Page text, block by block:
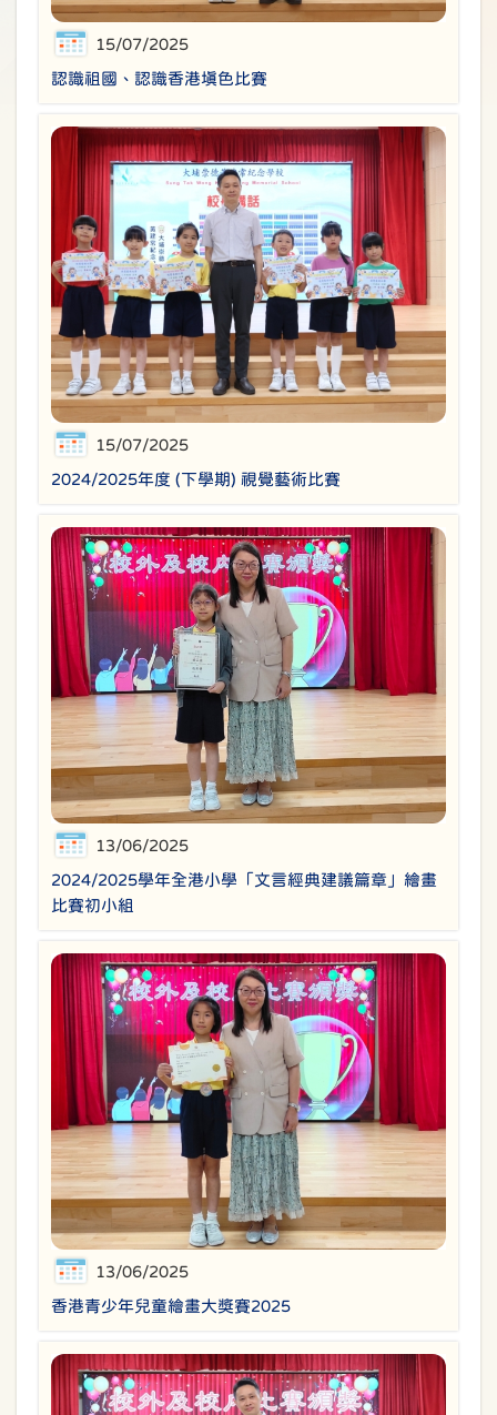
15/07/2025
認識祖國、認識香港填色比賽
15/07/2025
2024/2025年度 (下學期) 視覺藝術比賽
13/06/2025
2024/2025學年全港小學「文言經典建議篇章」繪畫
比賽初小組
13/06/2025
香港青少年兒童繪畫大獎賽2025